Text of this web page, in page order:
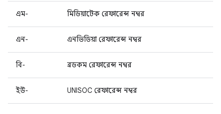
এম- মিডিয়াটেক রেফারেন্স নম্বর
এন- এনভিডিয়া রেফারেন্স নম্বর
বি- ব্রডকম রেফারেন্স নম্বর
ইউ- UNISOC রেফারেন্স নম্বর